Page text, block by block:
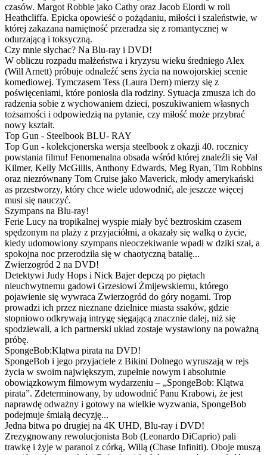
czasów. Margot Robbie jako Cathy oraz Jacob Elordi w roli
Heathcliffa. Epicka opowieść o pożądaniu, miłości i szaleństwie, w
której zakazana namiętność przeradza się z romantycznej w
odurzającą i toksyczną.
Czy mnie słychac? Na Blu-ray i DVD!
W obliczu rozpadu małżeństwa i kryzysu wieku średniego Alex
(Will Arnett) próbuje odnaleźć sens życia na nowojorskiej scenie
komediowej. Tymczasem Tess (Laura Dern) mierzy się z
poświęceniami, które poniosła dla rodziny. Sytuacja zmusza ich do
radzenia sobie z wychowaniem dzieci, poszukiwaniem własnych
tożsamości i odpowiedzią na pytanie, czy miłość może przybrać
nowy kształt.
Top Gun - Steelbook BLU- RAY
Top Gun - kolekcjonerska wersja steelbook z okazji 40. rocznicy
powstania filmu! Fenomenalna obsada wśród której znaleźli się Val
Kilmer, Kelly McGillis, Anthony Edwards, Meg Ryan, Tim Robbins
oraz niezrównany Tom Cruise jako Maverick, młody amerykański
as przestworzy, który chce wiele udowodnić, ale jeszcze więcej
musi się nauczyć.
Szympans na Blu-ray!
Ferie Lucy na tropikalnej wyspie miały być beztroskim czasem
spędzonym na plaży z przyjaciółmi, a okazały się walką o życie,
kiedy udomowiony szympans nieoczekiwanie wpadł w dziki szał, a
spokojna noc przerodziła się w chaotyczną batalię...
Zwierzogród 2 na DVD!
Detektywi Judy Hops i Nick Bajer depczą po piętach
nieuchwytnemu gadowi Grzesiowi Żmijewskiemu, którego
pojawienie się wywraca Zwierzogród do góry nogami. Trop
prowadzi ich przez nieznane dzielnice miasta ssaków, gdzie
stopniowo odkrywają intrygę sięgającą znacznie dalej, niż się
spodziewali, a ich partnerski układ zostaje wystawiony na poważną
próbę.
SpongeBob:Klątwa pirata na DVD!
SpongeBob i jego przyjaciele z Bikini Dolnego wyruszają w rejs
życia w swoim największym, zupełnie nowym i absolutnie
obowiązkowym filmowym wydarzeniu – „SpongeBob: Klątwa
pirata”. Zdeterminowany, by udowodnić Panu Krabowi, że jest
naprawdę odważny i gotowy na wielkie wyzwania, SpongeBob
podejmuje śmiałą decyzję...
Jedna bitwa po drugiej na 4K UHD, Blu-ray i DVD!
Zrezygnowany rewolucjonista Bob (Leonardo DiCaprio) pali
trawkę i żyje w paranoi z córką, Willą (Chase Infiniti). Oboje muszą